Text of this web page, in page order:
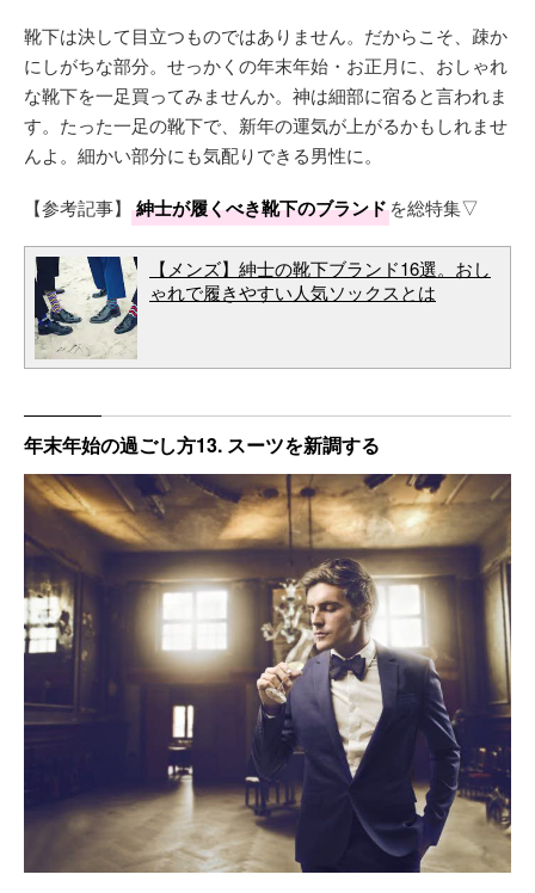
靴下は決して目立つものではありません。だからこそ、疎か
にしがちな部分。せっかくの年末年始・お正月に、おしゃれ
な靴下を一足買ってみませんか。神は細部に宿ると言われま
す。たった一足の靴下で、新年の運気が上がるかもしれませ
んよ。細かい部分にも気配りできる男性に。
【参考記事】 紳士が履くべき靴下のブランドを総特集▽
【メンズ】紳士の靴下ブランド16選。おし
ゃれで履きやすい人気ソックスとは
年末年始の過ごし方13. スーツを新調する